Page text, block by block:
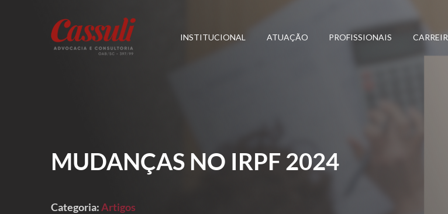
INSTITUCIONAL ATUAÇÃO PROFISSIONAIS
MUDANÇAS NO IRPF 2024
Categoria:Artigos